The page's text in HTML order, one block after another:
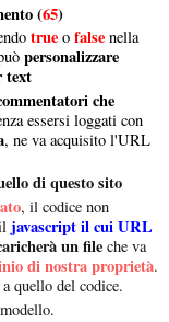
(65)
true o false nella
personalizzare
text
che
essersi loggati con
, ne va acquisito l'URL
di questo sito
, il codice non
javascript il cui URL
un file che va
di nostra proprietà.
quello del codice.